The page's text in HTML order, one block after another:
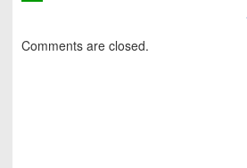
Comments are closed.